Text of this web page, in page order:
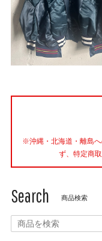
※沖縄・北海道・離島
ず、特定商
Search 商品検索